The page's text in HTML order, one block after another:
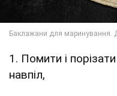
1. Помити і
навпіл,